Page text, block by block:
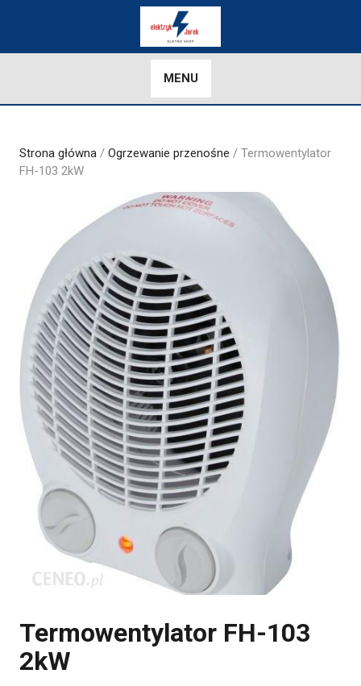
MENU
Strona główna / Ogrzewanie przenośne / Termowentylator
FH-103 2kW
Termowentylator FH-103
2kW